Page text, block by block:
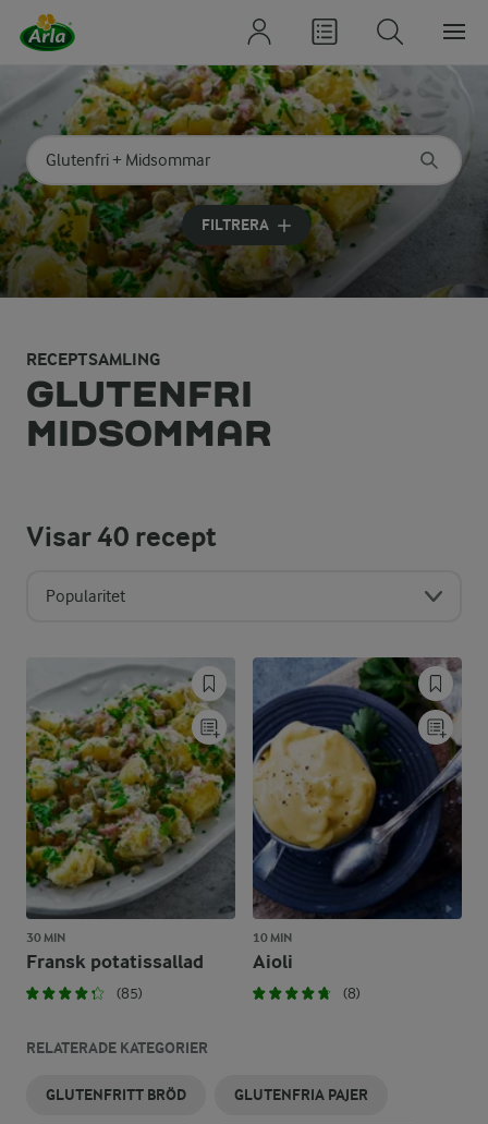
Sök på kategori eller ingrediens
Skriv in sökord för att få förslag
FILTRERA
RECEPTSAMLING
GLUTENFRI
MIDSOMMAR
Visar40 recept
Popularitet
30 MIN
Fransk potatissallad
(85)
10 MIN
Aioli
(8)
RELATERADE KATEGORIER
GLUTENFRITT BRÖD GLUTENFRIA PAJER